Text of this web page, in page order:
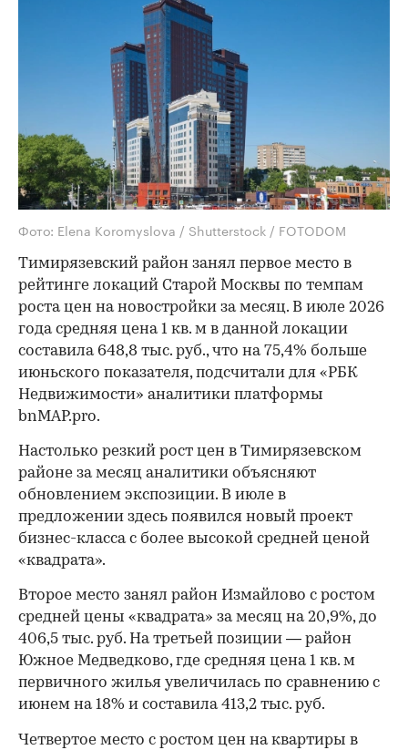
Фото: Elena Koromyslova / Shutterstock / FOTODOM
Тимирязевский район занял первое место в
рейтинге локаций Старой Москвы по темпам
роста цен на новостройки за месяц. В июле 2026
года средняя цена 1 кв. м в данной локации
составила 648,8 тыс. руб., что на 75,4% больше
июньского показателя, подсчитали для «РБК
Недвижимости» аналитики платформы
bnMAP.pro.
Настолько резкий рост цен в Тимирязевском
районе за месяц аналитики объясняют
обновлением экспозиции. В июле в
предложении здесь появился новый проект
бизнес-класса с более высокой средней ценой
«квадрата».
Второе место занял район Измайлово с ростом
средней цены «квадрата» за месяц на 20,9%, до
406,5 тыс. руб. На третьей позиции — район
Южное Медведково, где средняя цена 1 кв. м
первичного жилья увеличилась по сравнению с
июнем на 18% и составила 413,2 тыс. руб.
Четвертое место с ростом цен на квартиры в